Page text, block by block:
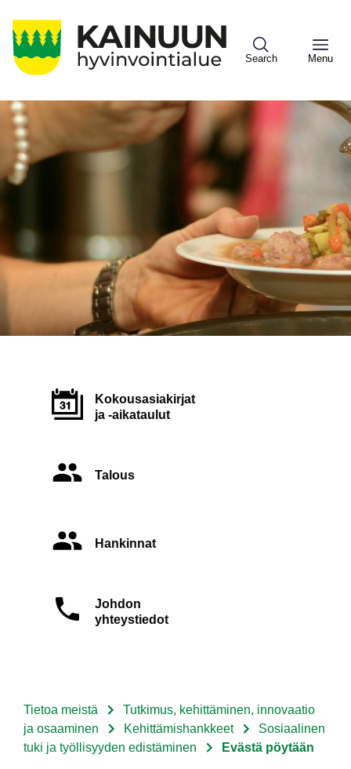
pääsisältöön
Search Menu
Sote
Menu
Asiakkaille
Kokousasiakirjat
ja -aikataulut
Talous
Hankinnat
Johdon
yhteystiedot
Murupolku
Tietoa meistä
Tutkimus, kehittäminen, innovaatio
ja osaaminen
Kehittämishankkeet
Sosiaalinen
tuki ja työllisyyden edistäminen
Evästä pöytään